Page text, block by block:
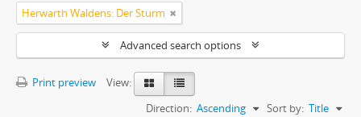
Herwarth Waldens: Der Sturm
Advanced search options
Print preview
View:
Sort by: Title
Direction: Ascending